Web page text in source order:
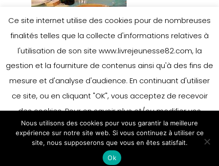
Leave a Reply
You must belogged into post a
comment.
Ce site internet utilise des cookies pour de nombreuses
finalités telles que la collecte d'informations relatives à
l'utilisation de son site www.livrejeunesse82.com, la
gestion et la fourniture de contenus ainsi qu'à des fins de
mesure et d'analyse d'audience. En continuant d'utiliser
ce site, ou en cliquant "OK", vous acceptez de recevoir
des cookies. Pour en savoir plus et/ou modifier vos
préférences en matière de cookies, merci de vous référer
à notre politique sur les cookies.
Accepter
En savoir plus
Nous utilisons des cookies pour vous garantir la meilleure
expérience sur notre site web. Si vous continuez à utiliser ce
site, nous supposerons que vous en êtes satisfait.
Ok